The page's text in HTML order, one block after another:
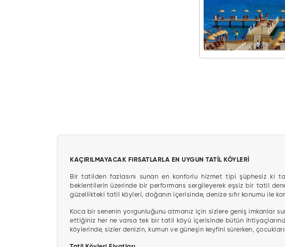
KAÇIRILMAYACAK FIRSATLARLA EN UYGUN TATİL KÖYLERİ
Bir tatilden fazlasını sunan en konforlu hizmet tipi şüphesiz
beklentilerin üzerinde bir performans sergileyerek eşsiz bir tatil
güzellikteki tatil köyleri, doğanın içerisinde, denize sıfır konumu ile
Koca bir senenin yorgunluğunu atmanız için sizlere geniş imkanlar
ettiğiniz her ne varsa tek bir tatil köyü içerisinde bütün
köylerinde, sizler denizin, kumun ve güneşin keyfini sürerken,